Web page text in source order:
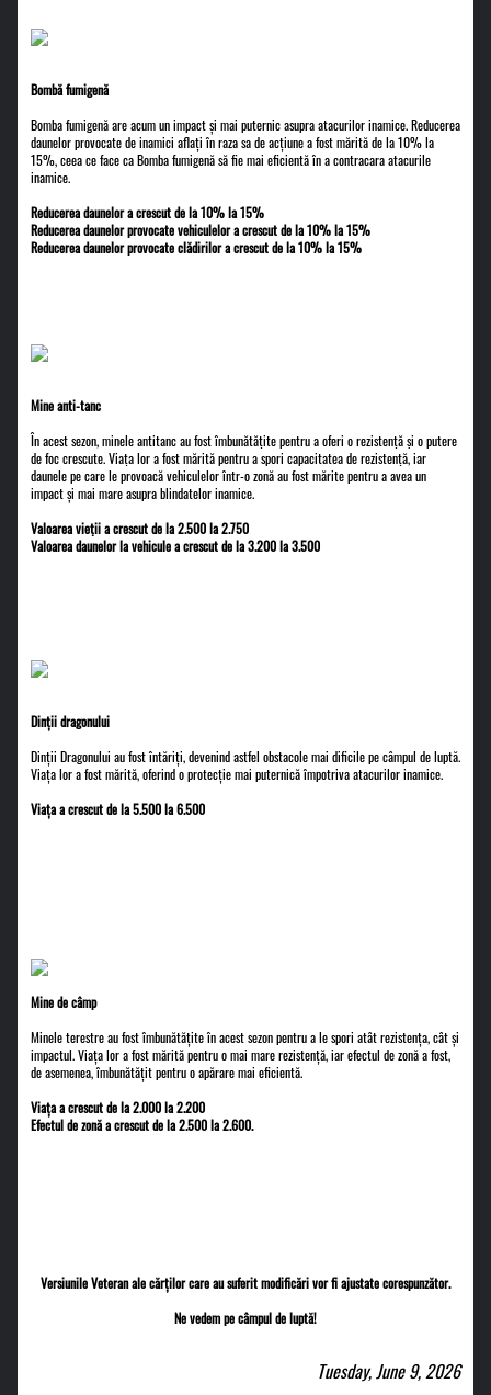
Bombă fumigenă
Bomba fumigenă are acum un impact și mai puternic asupra atacurilor inamice. Reducerea
daunelor provocate de inamici aflați în raza sa de acțiune a fost mărită de la 10% la
15%, ceea ce face ca Bomba fumigenă să fie mai eficientă în a contracara atacurile
inamice.
Reducerea daunelor a crescut de la 10% la 15%
Reducerea daunelor provocate vehiculelor a crescut de la 10% la 15%
Reducerea daunelor provocate clădirilor a crescut de la 10% la 15%
Mine anti-tanc
În acest sezon, minele antitanc au fost îmbunătățite pentru a oferi o rezistență și o putere
de foc crescute. Viața lor a fost mărită pentru a spori capacitatea de rezistență, iar
daunele pe care le provoacă vehiculelor într-o zonă au fost mărite pentru a avea un
impact și mai mare asupra blindatelor inamice.
Valoarea vieții a crescut de la 2.500 la 2.750
Valoarea daunelor la vehicule a crescut de la 3.200 la 3.500
Dinții dragonului
Dinții Dragonului au fost întăriți, devenind astfel obstacole mai dificile pe câmpul de luptă.
Viața lor a fost mărită, oferind o protecție mai puternică împotriva atacurilor inamice.
Viața a crescut de la 5.500 la 6.500
Mine de câmp
Minele terestre au fost îmbunătățite în acest sezon pentru a le spori atât rezistența, cât și
impactul. Viața lor a fost mărită pentru o mai mare rezistență, iar efectul de zonă a fost,
de asemenea, îmbunătățit pentru o apărare mai eficientă.
Viața a crescut de la 2.000 la 2.200
Efectul de zonă a crescut de la 2.500 la 2.600.
Versiunile Veteran ale cărților care au suferit modificări vor fi ajustate corespunzător.
Ne vedem pe câmpul de luptă!
Tuesday, June 9, 2026